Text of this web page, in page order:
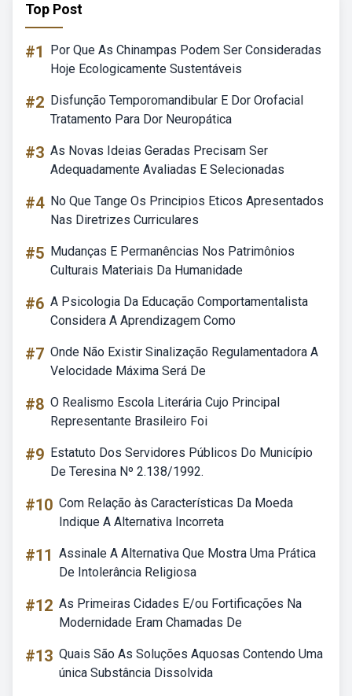
Top Post
#1
Por Que As Chinampas Podem Ser Consideradas
Hoje Ecologicamente Sustentáveis
#2 Disfunção Temporomandibular E Dor Orofacial
Tratamento Para Dor Neuropática
#3 As Novas Ideias Geradas Precisam Ser
Adequadamente Avaliadas E Selecionadas
#4 No Que Tange Os Principios Eticos Apresentados
Nas Diretrizes Curriculares
#5 Mudanças E Permanências Nos Patrimônios
Culturais Materiais Da Humanidade
#6 A Psicologia Da Educação Comportamentalista
Considera A Aprendizagem Como
#7 Onde Não Existir Sinalização Regulamentadora A
Velocidade Máxima Será De
#8 O Realismo Escola Literária Cujo Principal
Representante Brasileiro Foi
#9 Estatuto Dos Servidores Públicos Do Município
De Teresina Nº 2.138/1992.
#10 Com Relação às Características Da Moeda
Indique A Alternativa Incorreta
#11 Assinale A Alternativa Que Mostra Uma Prática
De Intolerância Religiosa
#12 As Primeiras Cidades E/ou Fortificações Na
Modernidade Eram Chamadas De
#13 Quais São As Soluções Aquosas Contendo Uma
única Substância Dissolvida